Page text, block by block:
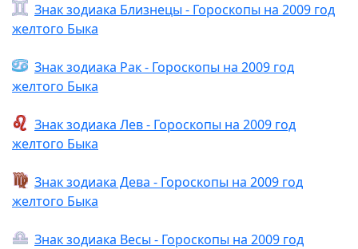
Знак зодиака Близнецы - Гороскопы на 2009 год
желтого Быка
Знак зодиака Рак - Гороскопы на 2009 год
желтого Быка
Знак зодиака Лев - Гороскопы на 2009 год
желтого Быка
Знак зодиака Дева - Гороскопы на 2009 год
желтого Быка
Знак зодиака Весы - Гороскопы на 2009 год